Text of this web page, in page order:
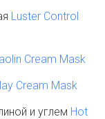
Luster Control
Cream Mask
Cream Mask
и углем Hot